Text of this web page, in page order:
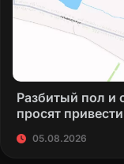
Разбитый пол и
просят
05.08.2026